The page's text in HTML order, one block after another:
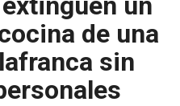
de una
sin